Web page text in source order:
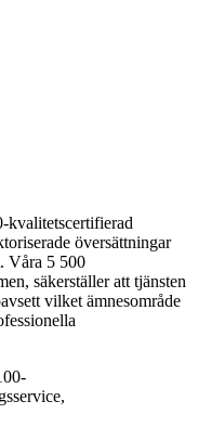
kvalitetscertifierad
översättningar
Våra 5 500
säkerställer att tjänsten
vilket ämnesområde